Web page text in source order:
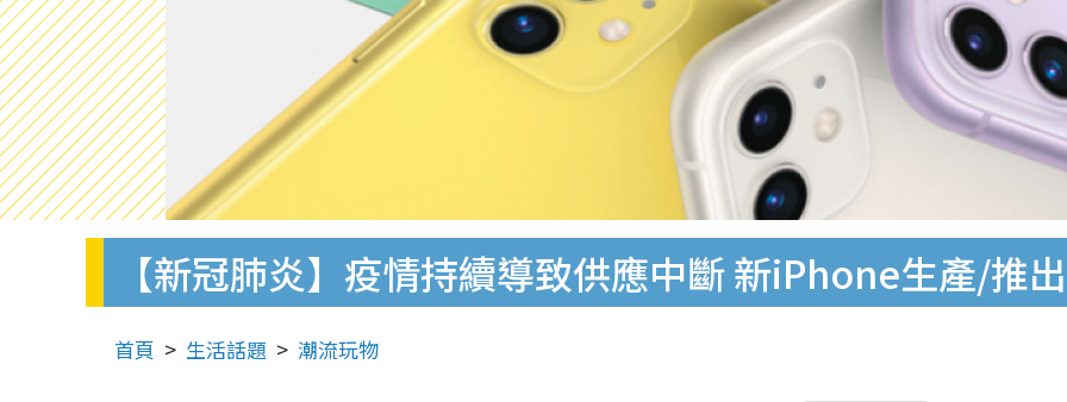
【新冠肺炎】疫情持續導致供應中斷 新iPhone生產/推
首頁 生活話題 潮流玩物